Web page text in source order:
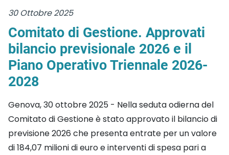
30 Ottobre 2025
Comitato di Gestione. Approvati
bilancio previsionale 2026 e il
Piano Operativo Triennale 2026-
2028
Genova, 30 ottobre 2025 - Nella seduta odierna del
Comitato di Gestione è stato approvato il bilancio di
previsione 2026 che presenta entrate per un valore
di 184,07 milioni di euro e interventi di spesa pari a